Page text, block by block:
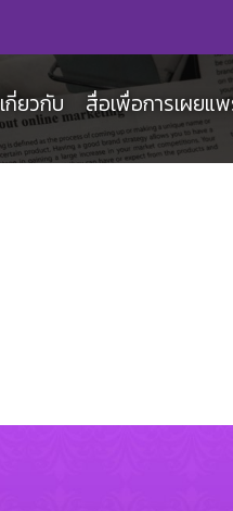
เกี่ยวกับ สื่อเพื่อการเผยแ